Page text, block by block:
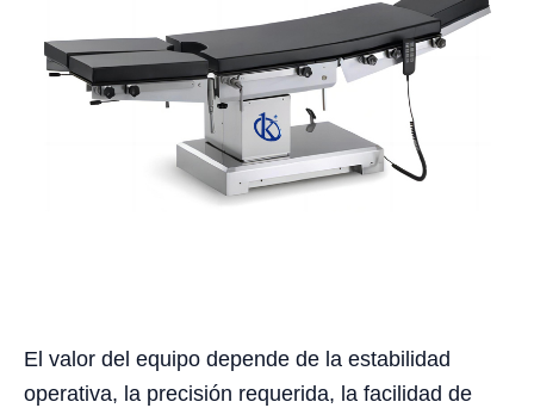
El valor del equipo depende de la estabilidad
operativa, la precisión requerida, la facilidad de